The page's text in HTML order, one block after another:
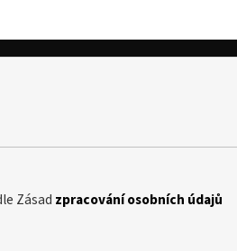
Zásad zpracování osobních údajů